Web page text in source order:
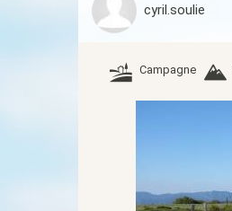
cyril.soulie
Campagne